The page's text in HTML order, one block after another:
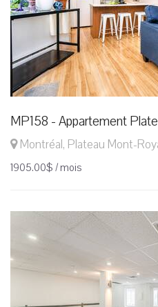
MP158 - Appartement
Montréal, Plateau Mont-
1905.00$ / mois